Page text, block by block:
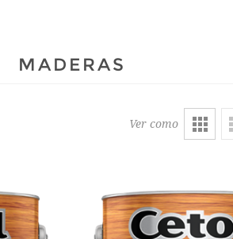
MADERAS
Ver como